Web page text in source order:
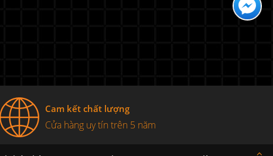
Cam kết chất lượng
Cửa hàng uy tín trên 5 năm